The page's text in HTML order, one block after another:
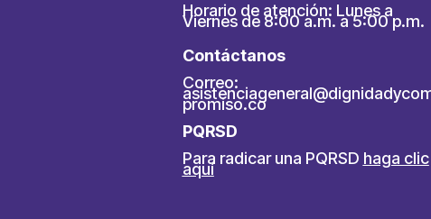
Horario de atención: Lunes a
Viernes de 8:00 a.m. a 5:00 p.m.
Contáctanos
Correo:
promiso.co
PQRSD
Para radicar una PQRSD haga clic
aquí